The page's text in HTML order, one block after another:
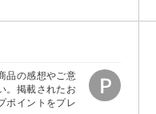
品の感想やご意
。掲載されたお
ポイントをプレ